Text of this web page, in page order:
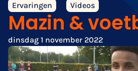
Ervaringen
Videos
Mazin &
dinsdag 1 november 2022